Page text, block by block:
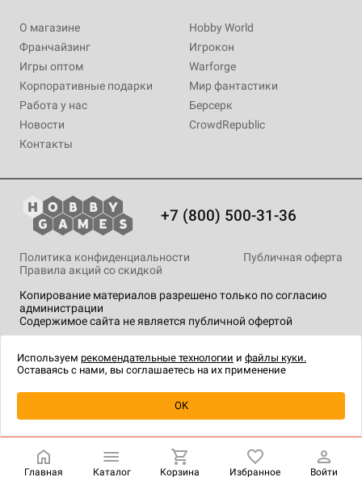
Уведомить о наличии
О магазине
Франчайзинг
Игры оптом
Корпоративные подарки
Работа у нас
Новости
Контакты
Hobby World
Игрокон
Warforge
Мир фантастики
Берсерк
CrowdRepublic
+7 (800) 500-31-36
Копирование материалов разрешено только по согласию
администрации
Содержимое сайта не является публичной офертой
Политика конфиденциальности
Публичная оферта
Правила акций со скидкой
технологии.
Главная Каталог Корзина Избранное Войти
Используем рекомендательные технологии и файлы куки.
Оставаясь с нами, вы соглашаетесь на их применение
OK